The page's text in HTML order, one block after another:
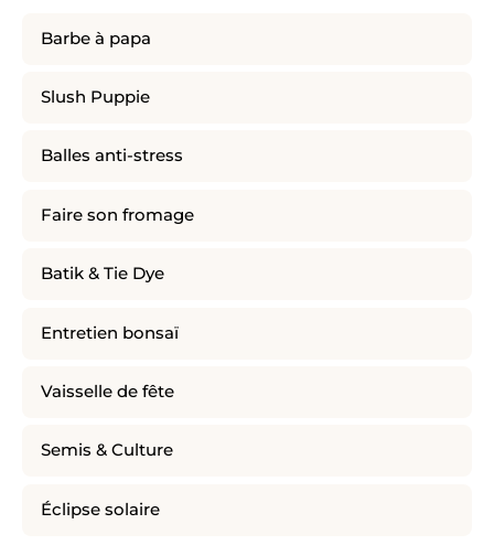
Barbe à papa
Slush Puppie
Balles anti-stress
Faire son fromage
Batik & Tie Dye
Entretien bonsaï
Vaisselle de fête
Semis & Culture
Éclipse solaire